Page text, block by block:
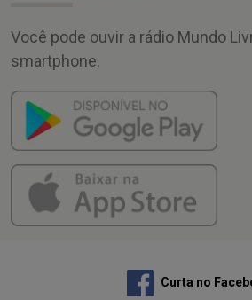
Você pode ouvir a rádio Mundo
smartphone.
Curta no